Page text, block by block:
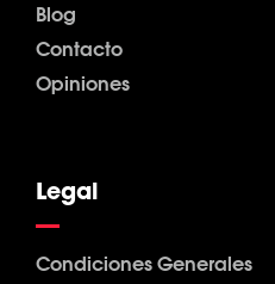
Blog
Contacto
Opiniones
Legal
Condiciones Generales